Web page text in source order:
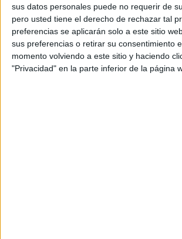
sus datos personales puede no requerir de
pero usted tiene el derecho de rechazar tal
preferencias se aplicarán solo a este sitio
sus preferencias o retirar su consentimiento
momento volviendo a este sitio y haciendo
"Privacidad" en la parte inferior de la página
SEGUIR LEYENDO